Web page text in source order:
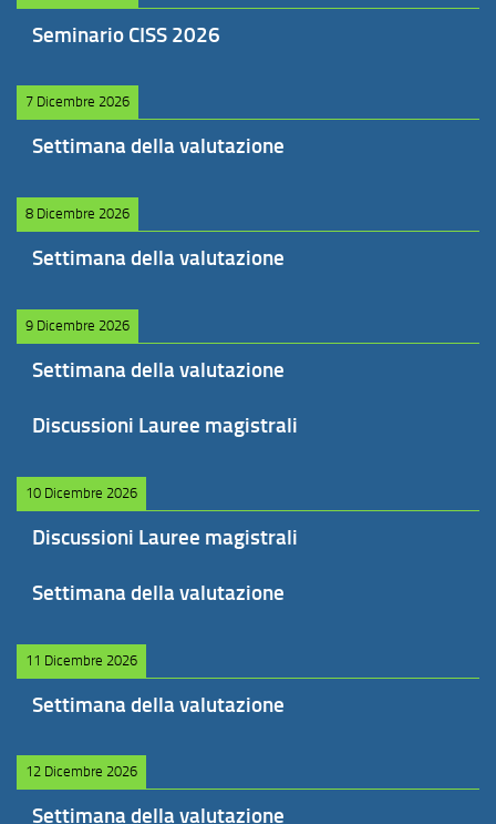
Seminario CISS 2026
7 Dicembre 2026
Settimana della valutazione
8 Dicembre 2026
Settimana della valutazione
9 Dicembre 2026
Settimana della valutazione
Discussioni Lauree magistrali
10 Dicembre 2026
Discussioni Lauree magistrali
Settimana della valutazione
11 Dicembre 2026
Settimana della valutazione
12 Dicembre 2026
Settimana della valutazione